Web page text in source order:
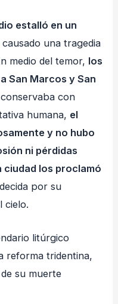
estalló en un
una tragedia
medio del temor, los
San Marcos y San
con
humana, el
y no hubo
ni pérdidas
ciudad los proclamó
por su
cielo.
litúrgico
reforma tridentina,
su muerte